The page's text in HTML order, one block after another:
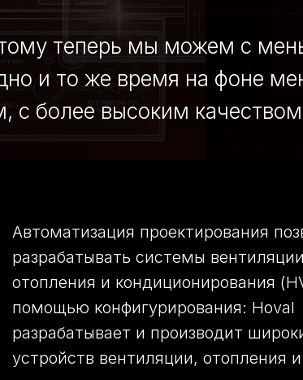
теперь мы можем с
и то же время на фоне
с более высоким
Автоматизация проектирования
разрабатывать системы
отопления и кондиционирования
помощью конфигурирования: Hoval
разрабатывает и производит
устройств вентиляции, отопления и